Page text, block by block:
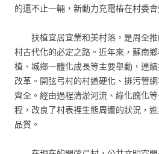
的還不止一輛，新動力充電樁在村委
扶植宜居宜業和美村落，是周全
村古代化的必定之路。近年來，蘇南
植、城鄉一體化成長等主要舉動，連
改革。開弦弓村的村道硬化、排污管
齊全。經由過程清淤河流、綠化醜化
程，改良了村表裡生態周遭的狀況，
品質。